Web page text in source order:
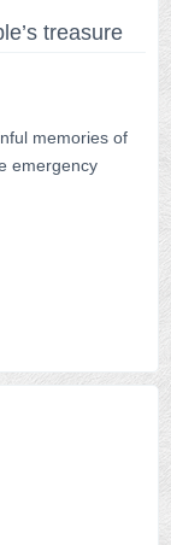
treasure
memories of
emergency